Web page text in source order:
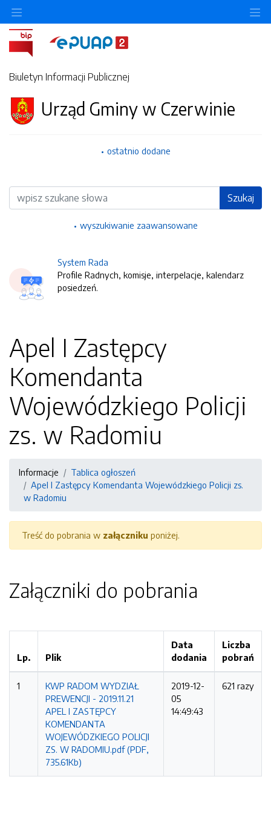
Biuletyn Informacji Publicznej
Urząd Gminy w Czerwinie
ostatnio dodane
Wyszukiwarka Szukaj
wyszukiwanie zaawansowane
System Rada
Profile Radnych, komisje, interpelacje, kalendarz
posiedzeń.
Apel I Zastępcy
Komendanta
Wojewódzkiego Policji
zs. w Radomiu
Informacje
Tablica ogłoszeń
Apel I Zastępcy Komendanta Wojewódzkiego Policji zs.
w Radomiu
Treść do pobrania w załączniku poniżej.
Załączniki do pobrania
Lp. Plik
Data
dodania
Liczba
pobrań
1
KWP RADOM WYDZIAŁ
PREWENCJI - 2019.11.21
APEL I ZASTĘPCY
KOMENDANTA
WOJEWÓDZKIEGO POLICJI
ZS. W RADOMIU.pdf (PDF,
735.61Kb)
2019-12-
05
14:49:43
621 razy